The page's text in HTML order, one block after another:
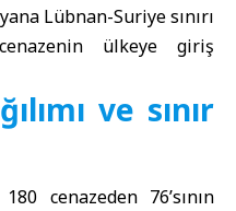
Lübnan-Suriye sınırı
ülkeye giriş
ve sınır
cenazeden 76’sının